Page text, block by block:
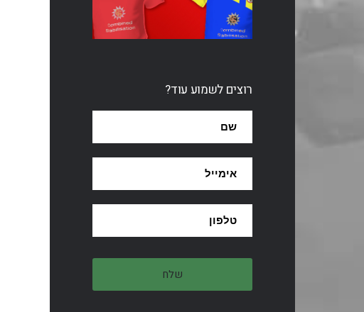
רוצים לשמוע עוד?